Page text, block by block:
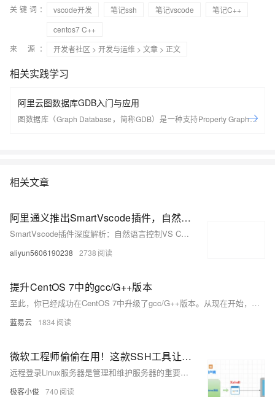
关键词：
vscode开发 笔记ssh 笔记vscode
笔记C++
centos7 C++
来 源：
开发者社区 > 开发与运维 > 文章 > 正文
相关实践学习
阿里云图数据库GDB入门与应用
图数据库（Graph Database，简称GDB）是一种支持Property Graph图
自主研发，具备如下优势： 标准图查询语言：支持属性图，高度兼容
存储层，云盘多副本保障数据超高可靠，支持ACID事务。 服务高可用：
支持高可用实例，节点故障迅速转移，保障业务连续性。 易运维：提供备
份恢复、自动升级、监控告警、故障切换等丰富的运维功能，大幅降低运
维成本。 产品主页：https://www.aliyun.com/product/gdb
相关文章
阿里通义推出SmartVscode插件，自然语言控制VS Code，轻松开发应用，核心技术开源！
SmartVscode插件深度解析：自然语言控制VS Code的革命性工具及其开源框架App-Controller
aliyun5606190238 2738
提升CentOS 7中的gcc/G++版本
至此，你已经成功在CentOS 7中升级了gcc/G++版本。从现在开始，在终端中运行 `gcc`或 `g++`时，将会使用新版本的编译器。
蓝易云 1834
微软工程师偷偷在用！这款SSH工具让Windows操控CentOS比Mac还优雅!
远程登录Linux服务器是管理和维护服务器的重要手段，尤其在远程办公、云服务管理等场景中不可或缺。通过工具如XShell，用户可以方便地进行远程管理。SSH协议确保了数据传输的安全性，命令行界面提高了操作效率。配置XShell连接CentOS时，需确保Linux系统开启sshd服务和22端口，并正确设置主机地址、用户名和密码。此外，调整字体和配色方案可优化使用体验，解决中文显示问题。
极客小俊 740